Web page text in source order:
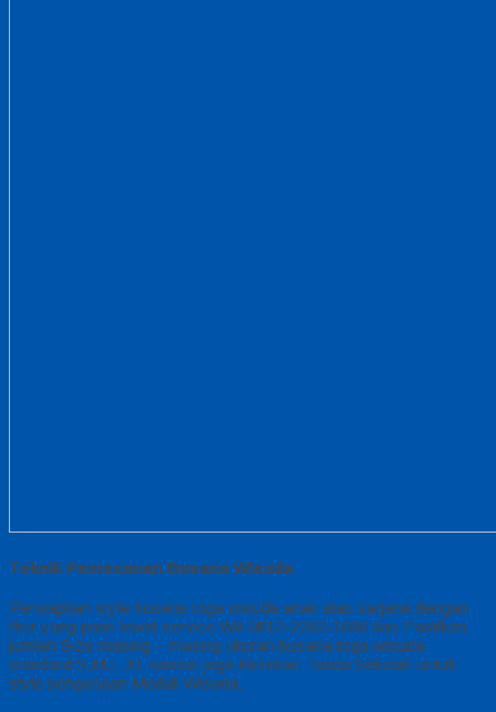
Teknik Pemesanan Busana Wisuda
Persiapkan style busana toga wisuda anak atau sarjana dengan
fitur yang pasti lewat service WA 0812-2282-1060 dan Pastikan
jumlah Size masing – masing ukuran busana toga wisuda
standard S,M,L,XL namun juga Kirimkan Tanda Sekolah untuk
style pengerjaan Medali Wisuda.